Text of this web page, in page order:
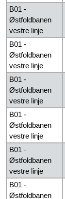
B01 -
Østfoldbanen
vestre linje
B01 -
Østfoldbanen
vestre linje
B01 -
Østfoldbanen
vestre linje
B01 -
Østfoldbanen
vestre linje
B01 -
Østfoldbanen
vestre linje
B01 -
Østfoldbanen